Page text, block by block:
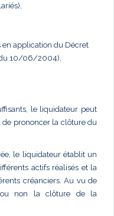
application du Décret
10/06/2004),
le liquidateur peut
prononcer la clôture du
le liquidateur établit un
actifs réalisés et la
créanciers. Au vu de
non la clôture de la